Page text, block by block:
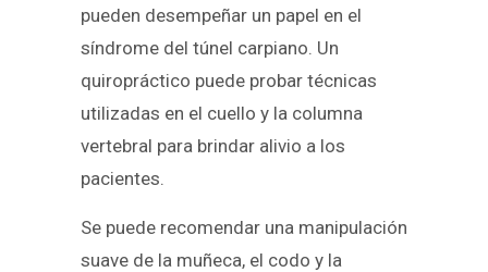
pueden desempeñar un papel en el
síndrome del túnel carpiano. Un
quiropráctico puede probar técnicas
utilizadas en el cuello y la columna
vertebral para brindar alivio a los
pacientes.
Se puede recomendar una manipulación
suave de la muñeca, el codo y la